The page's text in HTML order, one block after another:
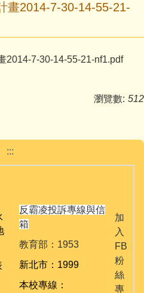
畫2014-7-30-14-55-21-
2014-7-30-14-55-21-nf1.pdf
瀏覽數: 512
:::
反霸凌投訴專線與信
箱
教育部：1953
新北市：1999
本校專線：
加
入
FB
粉
絲
專